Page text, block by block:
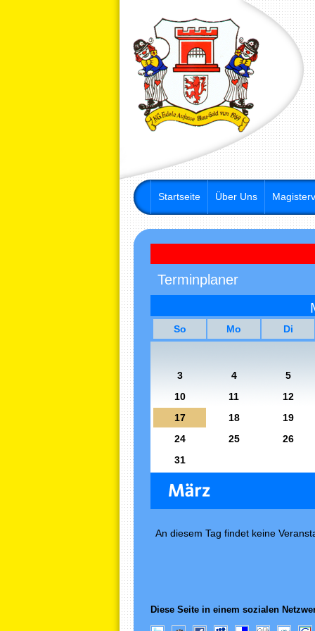
Startseite Über Uns
Terminplaner
So Mo Di
3 4
5
10
11
12
17
18
19
24
25
26
31
An diesem Tag findet keine
Diese Seite in einem sozialen